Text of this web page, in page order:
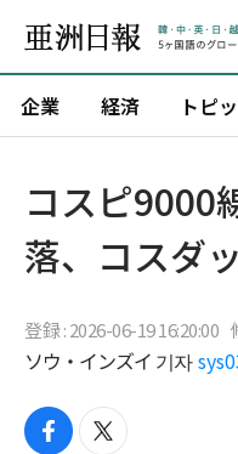
企業 経済 トピ
コスピ9000
落、コスダ
登録 : 2026-06-19 16:20:00
ソウ・インズイ 기자
f
t